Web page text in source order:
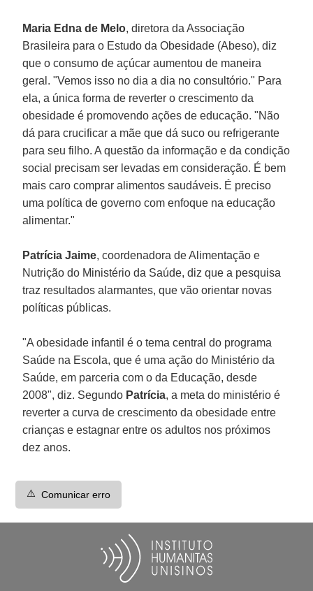
Maria Edna de Melo, diretora da Associação
Brasileira para o Estudo da Obesidade (Abeso), diz
que o consumo de açúcar aumentou de maneira
geral. "Vemos isso no dia a dia no consultório." Para
ela, a única forma de reverter o crescimento da
obesidade é promovendo ações de educação. "Não
dá para crucificar a mãe que dá suco ou refrigerante
para seu filho. A questão da informação e da condição
social precisam ser levadas em consideração. É bem
mais caro comprar alimentos saudáveis. É preciso
uma política de governo com enfoque na educação
alimentar."
Patrícia Jaime, coordenadora de Alimentação e
Nutrição do Ministério da Saúde, diz que a pesquisa
traz resultados alarmantes, que vão orientar novas
políticas públicas.
"A obesidade infantil é o tema central do programa
Saúde na Escola, que é uma ação do Ministério da
Saúde, em parceria com o da Educação, desde
2008", diz. Segundo Patrícia, a meta do ministério é
reverter a curva de crescimento da obesidade entre
crianças e estagnar entre os adultos nos próximos
dez anos.
⚠️ Comunicar erro